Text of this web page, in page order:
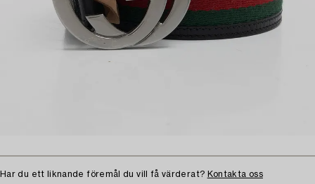
Har du ett liknande föremål du vill få värderat? Kontakta oss